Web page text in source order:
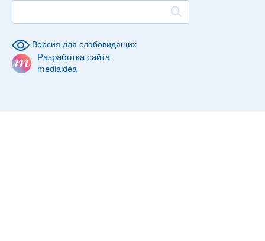
Версия для слабовидящих
Разработка сайта
mediaidea